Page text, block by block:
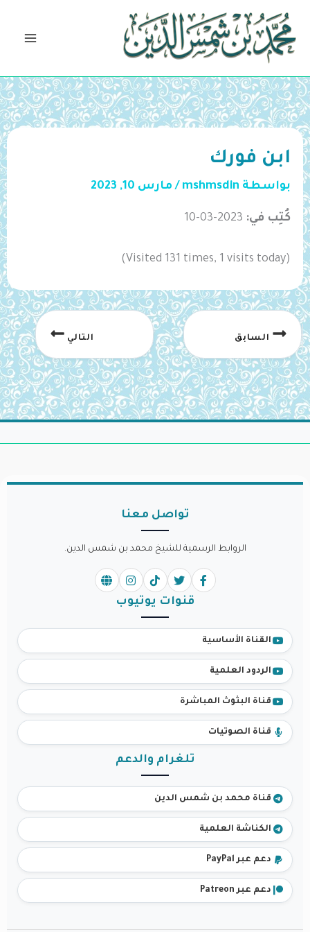
تخطي
المحتوى
ابن فورك
بواسطة mshmsdin
/ مارس 10, 2023
كُتِب في: 2023-03-10
(Visited 131 times, 1 visits today)
السابق التالي
تواصل معنا
الروابط الرسمية للشيخ محمد بن شمس الدين.
قنوات يوتيوب
القناة الأساسية
الردود العلمية
قناة البثوث المباشرة
قناة الصوتيات
تلغرام والدعم
قناة محمد بن شمس الدين
الكناشة العلمية
دعم عبر PayPal
دعم عبر Patreon